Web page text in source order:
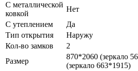
С металлической
ковкой
Нет
С утеплением
Да
Тип открытия
Наружу
Кол-во замков
2
Размер
870*2060 (зеркало
(зеркало 663*1915)